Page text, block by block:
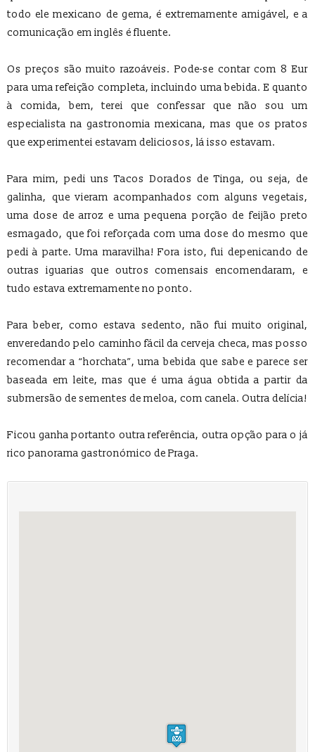
todo ele mexicano de gema, é extremamente amigável, e a
comunicação em inglês é fluente.
Os preços são muito razoáveis. Pode-se contar com 8 Eur
para uma refeição completa, incluindo uma bebida. E quanto
à comida, bem, terei que confessar que não sou um
especialista na gastronomia mexicana, mas que os pratos
que experimentei estavam deliciosos, lá isso estavam.
Para mim, pedi uns Tacos Dorados de Tinga, ou seja, de
galinha, que vieram acompanhados com alguns vegetais,
uma dose de arroz e uma pequena porção de feijão preto
esmagado, que foi reforçada com uma dose do mesmo que
pedi à parte. Uma maravilha! Fora isto, fui depenicando de
outras iguarias que outros comensais encomendaram, e
tudo estava extremamente no ponto.
Para beber, como estava sedento, não fui muito original,
enveredando pelo caminho fácil da cerveja checa, mas posso
recomendar a “horchata”, uma bebida que sabe e parece ser
baseada em leite, mas que é uma água obtida a partir da
submersão de sementes de meloa, com canela. Outra delícia!
Ficou ganha portanto outra referência, outra opção para o já
rico panorama gastronómico de Praga.